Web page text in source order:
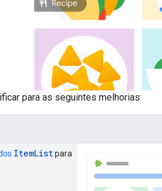
para as seguintes melhorias:
ItemListpara